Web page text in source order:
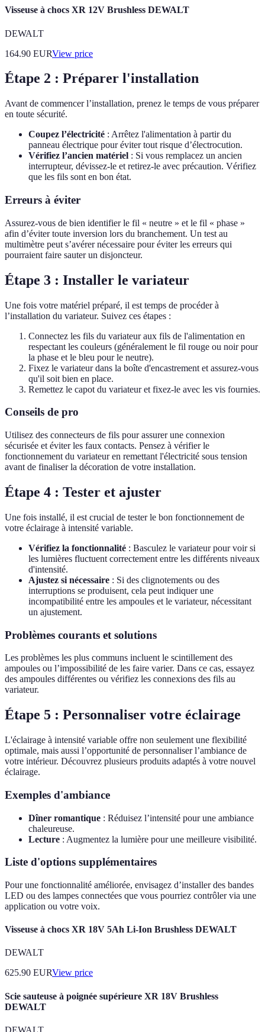
Visseuse à chocs XR 12V Brushless DEWALT
DEWALT
164.90 EURView price
Étape 2 : Préparer l'installation
Avant de commencer l’installation, prenez le temps de vous préparer
en toute sécurité.
Coupez l’électricité : Arrêtez l'alimentation à partir du
panneau électrique pour éviter tout risque d’électrocution.
Vérifiez l’ancien matériel : Si vous remplacez un ancien
interrupteur, dévissez-le et retirez-le avec précaution. Vérifiez
que les fils sont en bon état.
Erreurs à éviter
Assurez-vous de bien identifier le fil « neutre » et le fil « phase »
afin d’éviter toute inversion lors du branchement. Un test au
multimètre peut s’avérer nécessaire pour éviter les erreurs qui
pourraient faire sauter un disjoncteur.
Étape 3 : Installer le variateur
Une fois votre matériel préparé, il est temps de procéder à
l’installation du variateur. Suivez ces étapes :
Connectez les fils du variateur aux fils de l'alimentation en
respectant les couleurs (généralement le fil rouge ou noir pour
la phase et le bleu pour le neutre).
Fixez le variateur dans la boîte d'encastrement et assurez-vous
qu'il soit bien en place.
Remettez le capot du variateur et fixez-le avec les vis fournies.
Conseils de pro
Utilisez des connecteurs de fils pour assurer une connexion
sécurisée et éviter les faux contacts. Pensez à vérifier le
fonctionnement du variateur en remettant l'électricité sous tension
avant de finaliser la décoration de votre installation.
Étape 4 : Tester et ajuster
Une fois installé, il est crucial de tester le bon fonctionnement de
votre éclairage à intensité variable.
Vérifiez la fonctionnalité : Basculez le variateur pour voir si
les lumières fluctuent correctement entre les différents niveaux
d'intensité.
Ajustez si nécessaire : Si des clignotements ou des
interruptions se produisent, cela peut indiquer une
incompatibilité entre les ampoules et le variateur, nécessitant
un ajustement.
Problèmes courants et solutions
Les problèmes les plus communs incluent le scintillement des
ampoules ou l’impossibilité de les faire varier. Dans ce cas, essayez
des ampoules différentes ou vérifiez les connexions des fils au
variateur.
Étape 5 : Personnaliser votre éclairage
L'éclairage à intensité variable offre non seulement une flexibilité
optimale, mais aussi l’opportunité de personnaliser l’ambiance de
votre intérieur. Découvrez plusieurs produits adaptés à votre nouvel
éclairage.
Exemples d'ambiance
Dîner romantique : Réduisez l’intensité pour une ambiance
chaleureuse.
Lecture : Augmentez la lumière pour une meilleure visibilité.
Liste d'options supplémentaires
Pour une fonctionnalité améliorée, envisagez d’installer des bandes
LED ou des lampes connectées que vous pourriez contrôler via une
application ou votre voix.
Visseuse à chocs XR 18V 5Ah Li-Ion Brushless DEWALT
DEWALT
625.90 EURView price
Scie sauteuse à poignée supérieure XR 18V Brushless
DEWALT
DEWALT